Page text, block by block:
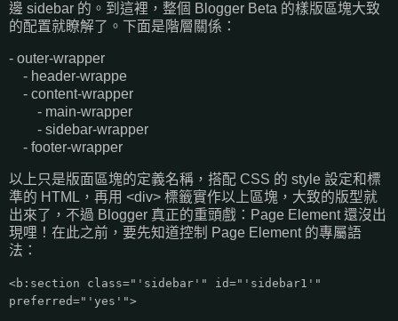
邊 sidebar 的。到這裡，整個 Blogger Beta 的樣版區塊大致
的配置就瞭解了。下面是階層關係：
- outer-wrapper
- header-wrappe
- content-wrapper
- main-wrapper
- sidebar-wrapper
- footer-wrapper
以上只是版面區塊的定義名稱，搭配 CSS 的 style 設定和標
準的 HTML，再用 <div> 標籤實作以上區塊，大致的版型就
出來了，不過 Blogger 真正的重頭戲：Page Element 還沒出
現哩！在此之前，要先知道控制 Page Element 的專屬語
法：
<b:section class="'sidebar'" id="'sidebar1'"
preferred="'yes'">